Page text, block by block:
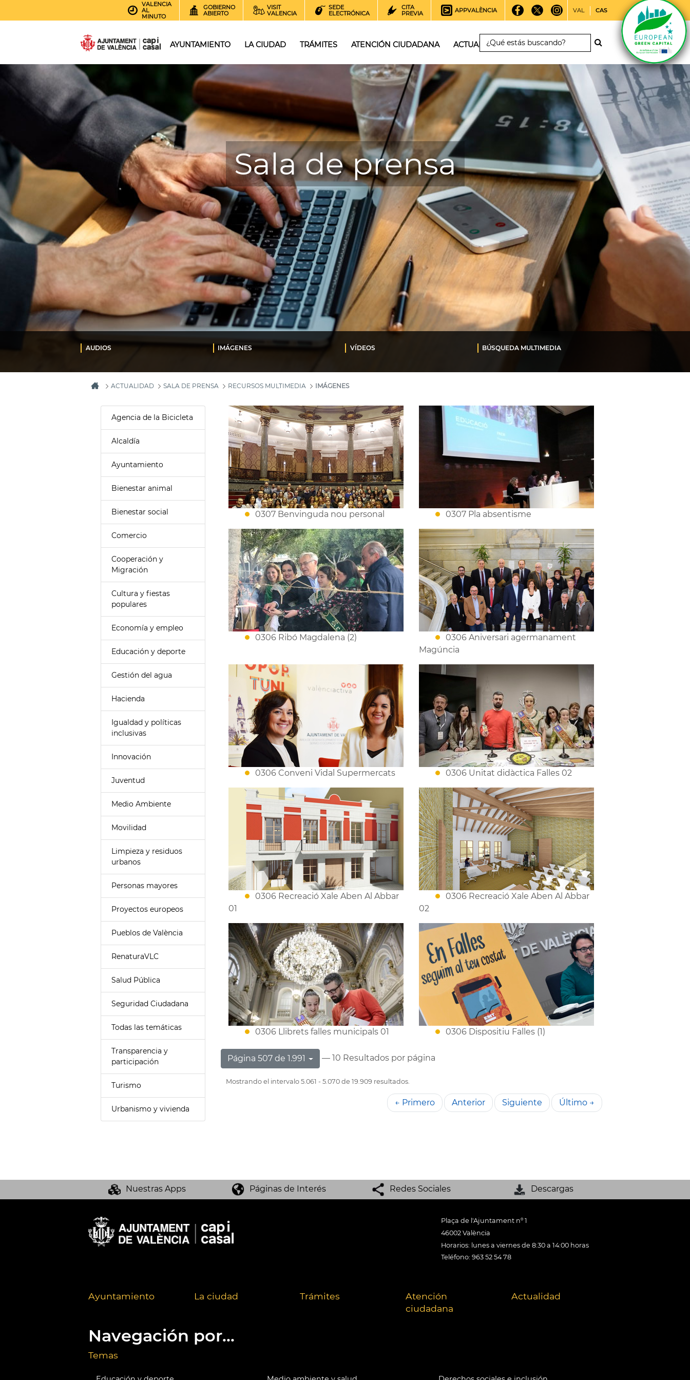
VALENCIA
AL
MINUTO
GOBIERNO
ABIERTO
VISIT
VALENCIA
SEDE
ELECTRÓNICA
CITA
PREVIA
APPVALÈNCIA VAL CAS
AYUNTAMIENTO LA CIUDAD TRÁMITES ATENCIÓN CIUDADANA ACTUALIDAD
Sala de prensa
AUDIOS IMÁGENES VÍDEOS BÚSQUEDA MULTIMEDIA
ACTUALIDAD SALA DE PRENSA RECURSOS MULTIMEDIA IMÁGENES
Agencia de la Bicicleta
Alcaldía
Ayuntamiento
Bienestar animal
Bienestar social
Comercio
Cooperación y
Migración
Cultura y fiestas
populares
Economía y empleo
Educación y deporte
Gestión del agua
Hacienda
Igualdad y políticas
inclusivas
Innovación
Juventud
Medio Ambiente
Movilidad
Limpieza y residuos
urbanos
Personas mayores
Proyectos europeos
Pueblos de València
RenaturaVLC
Salud Pública
Seguridad Ciudadana
Todas las temáticas
Transparencia y
participación
Turismo
Urbanismo y vivienda
0307 Benvinguda nou personal 0307 Pla absentisme
0306 Ribó Magdalena (2)
0306 Aniversari agermanament
Magúncia
0306 Conveni Vidal Supermercats 0306 Unitat didàctica Falles 02
0306 Recreació Xale Aben Al Abbar
01
0306 Recreació Xale Aben Al Abbar
02
0306 Llibrets falles municipals 01 0306 Dispositiu Falles (1)
Página 507 de 1.991 — 10 Resultados por página
Mostrando el intervalo 5.061 - 5.070 de 19.909 resultados.
← Primero Anterior Siguiente Último →
Nuestras Apps Páginas de Interés Redes Sociales Descargas
Plaça de l'Ajuntament nº 1
46002 València
Horarios: lunes a viernes de 8:30 a 14:00 horas
Teléfono: 963 52 54 78
Ayuntamiento La ciudad Trámites
Atención
ciudadana
Actualidad
Navegación por...
Temas